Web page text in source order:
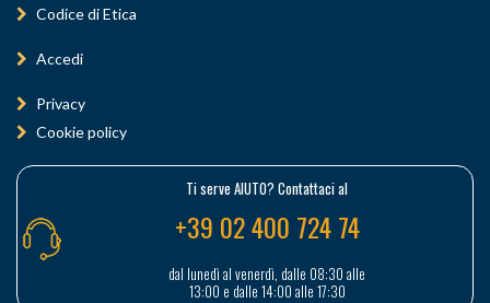
Codice di Etica
Accedi
Privacy
Cookie policy
Ti serve AIUTO? Contattaci al
+39 02 400 724 74
dal lunedì al venerdì, dalle 08:30 alle
13:00 e dalle 14:00 alle 17:30